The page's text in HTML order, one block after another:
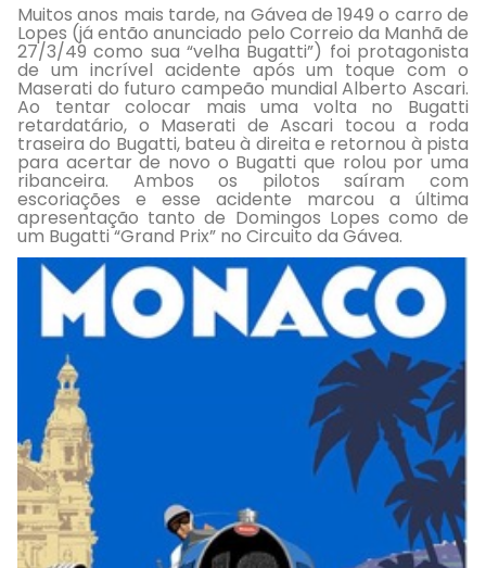
Muitos anos mais tarde, na Gávea de 1949 o carro de
Lopes (já então anunciado pelo Correio da Manhã de
27/3/49 como sua “velha Bugatti”) foi protagonista
de um incrível acidente após um toque com o
Maserati do futuro campeão mundial Alberto Ascari.
Ao tentar colocar mais uma volta no Bugatti
retardatário, o Maserati de Ascari tocou a roda
traseira do Bugatti, bateu à direita e retornou à pista
para acertar de novo o Bugatti que rolou por uma
ribanceira. Ambos os pilotos saíram com
escoriações e esse acidente marcou a última
apresentação tanto de Domingos Lopes como de
um Bugatti “Grand Prix” no Circuito da Gávea.